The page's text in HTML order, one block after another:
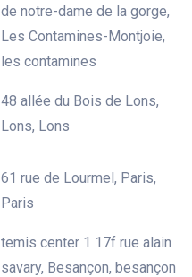
de notre-dame de la gorge,
Les Contamines-Montjoie,
les contamines
48 allée du Bois de Lons,
Lons, Lons
61 rue de Lourmel, Paris,
Paris
temis center 1 17f rue alain
savary, Besançon, besançon